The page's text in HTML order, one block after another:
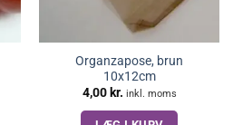
Organzapose, brun
10x12cm
4,00 kr. inkl. moms